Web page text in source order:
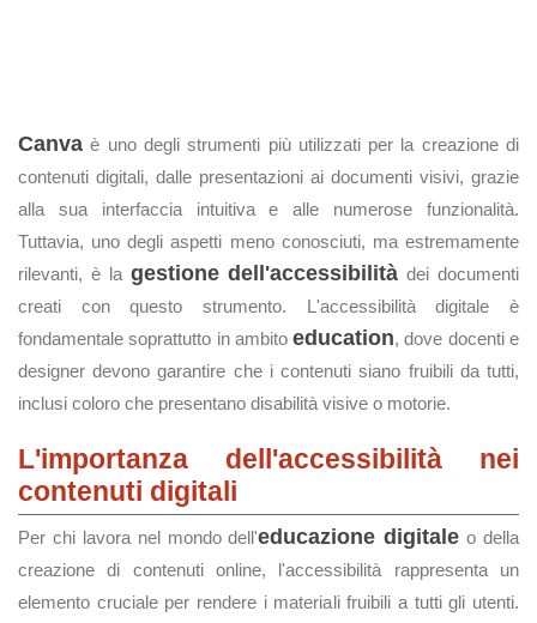
Canva è uno degli strumenti più utilizzati per la creazione di
contenuti digitali, dalle presentazioni ai documenti visivi, grazie
alla sua interfaccia intuitiva e alle numerose funzionalità.
Tuttavia, uno degli aspetti meno conosciuti, ma estremamente
rilevanti, è la gestione dell'accessibilità dei documenti
creati con questo strumento. L'accessibilità digitale è
fondamentale soprattutto in ambitoeducation, dove docenti e
designer devono garantire che i contenuti siano fruibili da tutti,
inclusi coloro che presentano disabilità visive o motorie.
L'importanza dell'accessibilità nei
contenuti digitali
Per chi lavora nel mondo dell'educazione digitale o della
creazione di contenuti online, l'accessibilità rappresenta un
elemento cruciale per rendere i materiali fruibili a tutti gli utenti.